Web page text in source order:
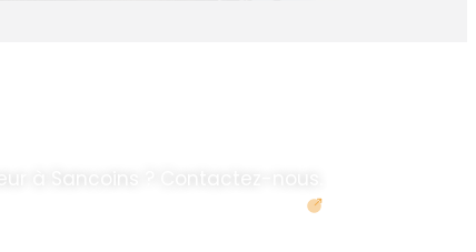
à Sancoins ? Contactez-nous.